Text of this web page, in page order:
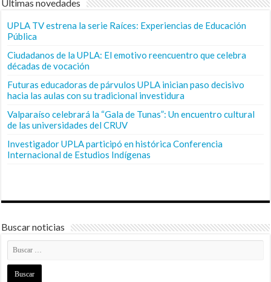
Últimas novedades
UPLA TV estrena la serie Raíces: Experiencias de Educación
Pública
Ciudadanos de la UPLA: El emotivo reencuentro que celebra
décadas de vocación
Futuras educadoras de párvulos UPLA inician paso decisivo
hacia las aulas con su tradicional investidura
Valparaíso celebrará la “Gala de Tunas”: Un encuentro cultural
de las universidades del CRUV
Investigador UPLA participó en histórica Conferencia
Internacional de Estudios Indígenas
Buscar noticias